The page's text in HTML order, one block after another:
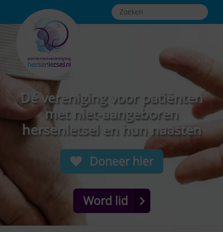
Dé vereniging voor patiënten
met niet-aangeboren
hersenletsel en hun naasten
Doneer hier
Word lid